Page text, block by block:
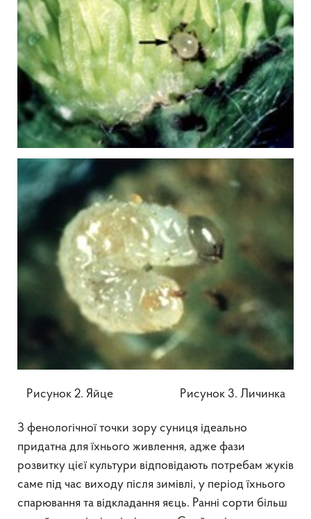
Рисунок 2. Яйце Рисунок 3. Личинка
З фенологічної точки зору суниця ідеально
придатна для їхнього живлення, адже фази
розвитку цієї культури відповідають потребам жуків
саме під час виходу після зимівлі, у період їхнього
спарювання та відкладання яєць. Ранні сорти більш